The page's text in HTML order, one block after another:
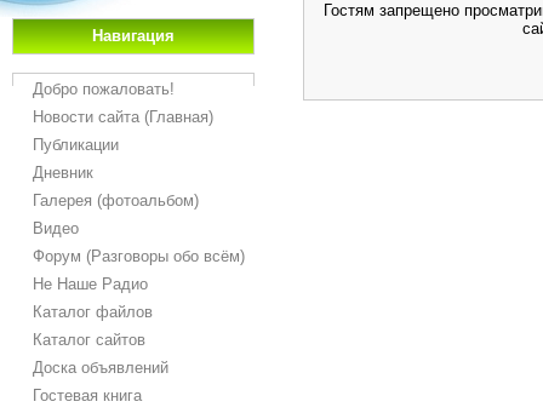
Навигация
Добро пожаловать!
Новости сайта (Главная)
Публикации
Дневник
Галерея (фотоальбом)
Видео
Форум (Разговоры обо всём)
Не Наше Радио
Каталог файлов
Каталог сайтов
Доска объявлений
Гостевая книга
Гостям запрещено